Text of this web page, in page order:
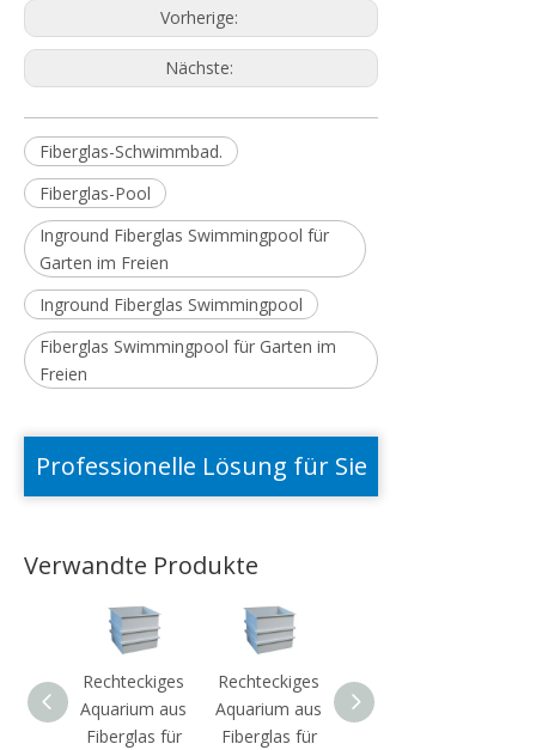
Vorherige:
Nächste:
Fiberglas-Schwimmbad.
Fiberglas-Pool
Inground Fiberglas Swimmingpool für
Garten im Freien
Inground Fiberglas Swimmingpool
Fiberglas Swimmingpool für Garten im
Freien
Professionelle Lösung für Sie
Verwandte Produkte
Rechteckiges
Aquarium aus
Fiberglas für
Rechteckiges
Aquarium aus
Fiberglas für
Aquakultur-